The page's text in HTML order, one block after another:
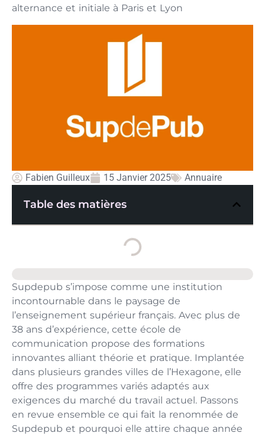
alternance et initiale à Paris et Lyon
Fabien Guilleux 15 Janvier 2025 Annuaire
Table des matières
Supdepub s’impose comme une institution
incontournable dans le paysage de
l’enseignement supérieur français. Avec plus de
38 ans d’expérience, cette école de
communication propose des formations
innovantes alliant théorie et pratique. Implantée
dans plusieurs grandes villes de l’Hexagone, elle
offre des programmes variés adaptés aux
exigences du marché du travail actuel. Passons
en revue ensemble ce qui fait la renommée de
Supdepub et pourquoi elle attire chaque année